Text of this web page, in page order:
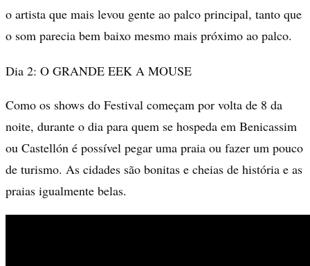
o artista que mais levou gente ao palco principal, tanto que
o som parecia bem baixo mesmo mais próximo ao palco.
Dia 2: O GRANDE EEK A MOUSE
Como os shows do Festival começam por volta de 8 da
noite, durante o dia para quem se hospeda em Benicassim
ou Castellón é possível pegar uma praia ou fazer um pouco
de turismo. As cidades são bonitas e cheias de história e as
praias igualmente belas.